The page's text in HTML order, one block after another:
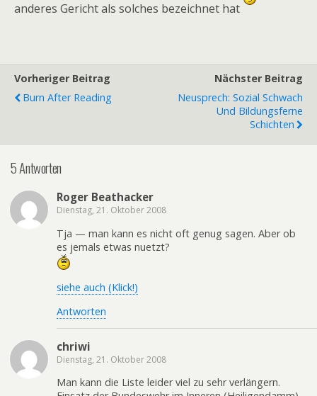
anderes Gericht als solches bezeichnet hat
Vorheriger Beitrag
Burn After Reading
Nächster Beitrag
Neusprech: Sozial Schwach
Und Bildungsferne
Schichten
5 Antworten
Roger Beathacker
Dienstag, 21. Oktober 2008
Tja — man kann es nicht oft genug sagen. Aber ob
es jemals etwas nuetzt?
siehe auch (Klick!)
Antworten
chriwi
Dienstag, 21. Oktober 2008
Man kann die Liste leider viel zu sehr verlängern.